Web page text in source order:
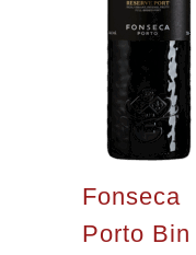
Fonseca
Porto Bin